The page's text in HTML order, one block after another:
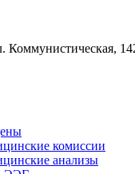
Коммунистическая,
комиссии
анализы